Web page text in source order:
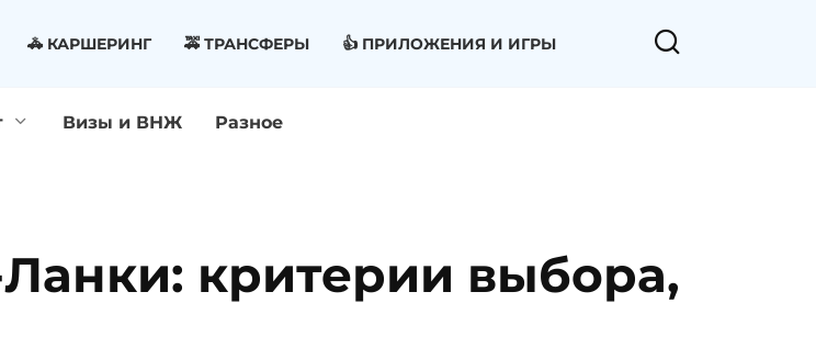
🚓 КАРШЕРИНГ 🚕 ТРАНСФЕРЫ 👍 ПРИЛОЖЕНИЯ И ИГРЫ
Визы и ВНЖ Разное
критерии выбора,